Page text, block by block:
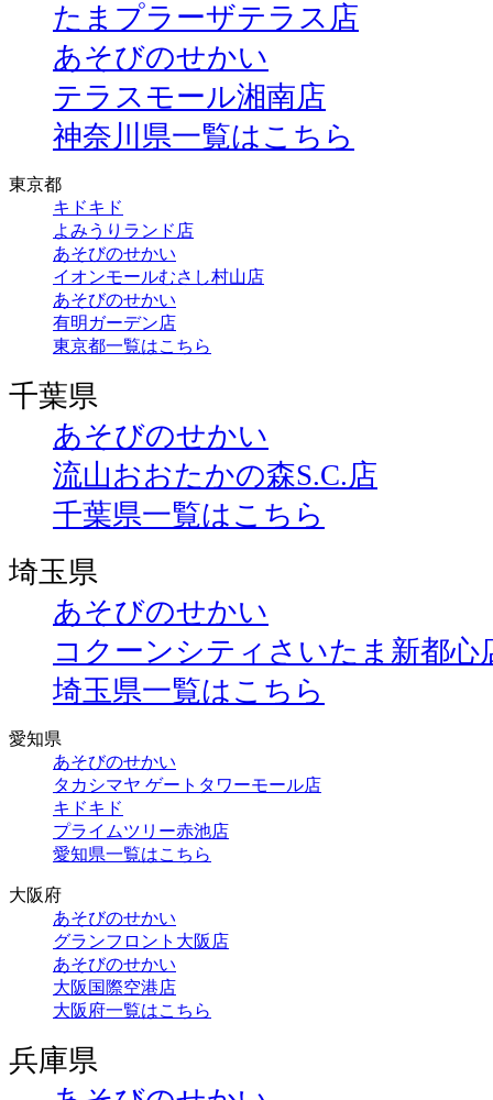
たまプラーザテラス店
あそびのせかい
テラスモール湘南店
神奈川県一覧はこちら
東京都
キドキド
よみうりランド店
あそびのせかい
イオンモールむさし村山店
あそびのせかい
有明ガーデン店
東京都一覧はこちら
千葉県
あそびのせかい
流山おおたかの森S.C.店
千葉県一覧はこちら
埼玉県
あそびのせかい
コクーンシティさいたま新都心
埼玉県一覧はこちら
愛知県
あそびのせかい
タカシマヤ ゲートタワーモール店
キドキド
プライムツリー赤池店
愛知県一覧はこちら
大阪府
あそびのせかい
グランフロント大阪店
あそびのせかい
大阪国際空港店
大阪府一覧はこちら
兵庫県